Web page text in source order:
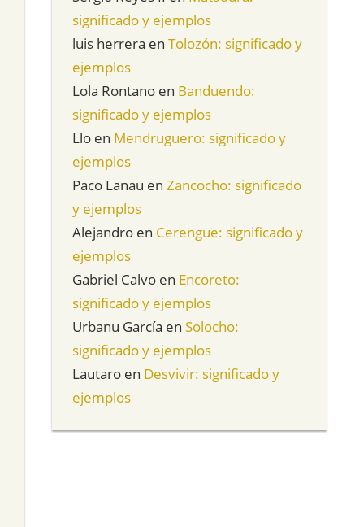
significado y ejemplos
luis herrera enTolozón: significado y
ejemplos
Lola Rontano en Banduendo:
significado y ejemplos
Llo en Mendruguero: significado y
ejemplos
Paco Lanau enZancocho: significado
y ejemplos
Alejandro en Cerengue: significado y
ejemplos
Gabriel Calvo en Encoreto:
significado y ejemplos
Urbanu García enSolocho:
significado y ejemplos
Lautaro en Desvivir: significado y
ejemplos